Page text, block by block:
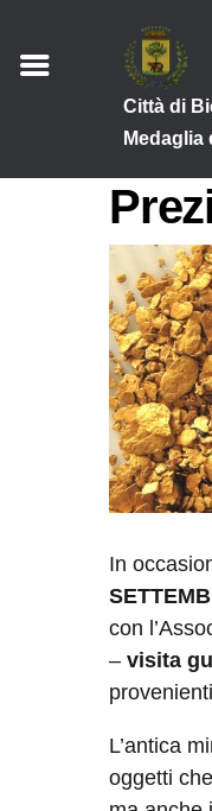
Città di
In
con
– visita
L’antica
oggetti